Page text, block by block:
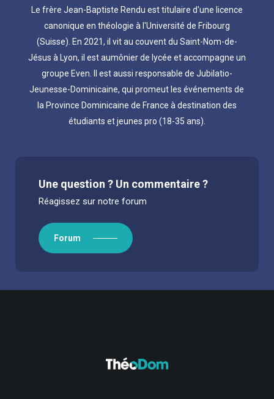
Le frère Jean-Baptiste Rendu est titulaire d'une licence
canonique en théologie à l'Université de Fribourg
(Suisse). En 2021, il vit au couvent du Saint-Nom-de-
Jésus à Lyon, il est aumônier de lycée et accompagne un
groupe Even. Il est aussi responsable de Jubilatio-
Jeunesse-Dominicaine, qui promeut les événements de
la Province Dominicaine de France à destination des
étudiants et jeunes pro (18-35 ans).
Une question ? Un commentaire ?
Réagissez sur notre forum
Forum